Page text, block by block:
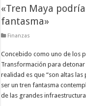
«Tren Maya
fantasma»
Finanzas
Concebido como uno de los
Transformación para
realidad es que “son altas
ser un tren fantasma
de las grandes